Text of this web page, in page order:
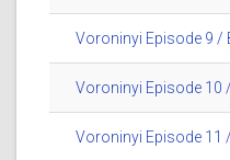
Voroninyi Episode 9
Voroninyi Episode
Voroninyi Episode 11